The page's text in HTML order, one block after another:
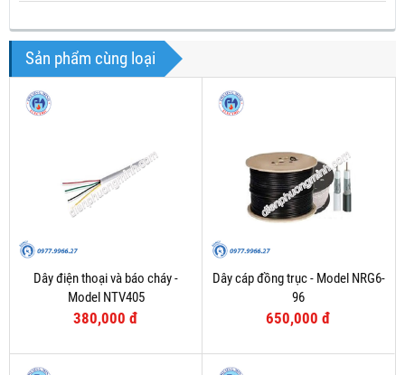
Sản phẩm cùng loại
Dây điện thoại và báo cháy -
Model NTV405
380,000 đ
Dây cáp đồng trục - Model NRG6-
96
650,000 đ